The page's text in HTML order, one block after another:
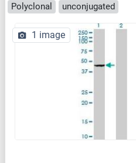
Polyclonal
unconjugated
1 image